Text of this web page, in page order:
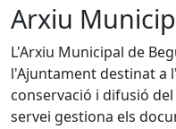
Arxiu
L'Arxiu Municipal de
l'Ajuntament destinat a
conservació i difusió
servei gestiona els